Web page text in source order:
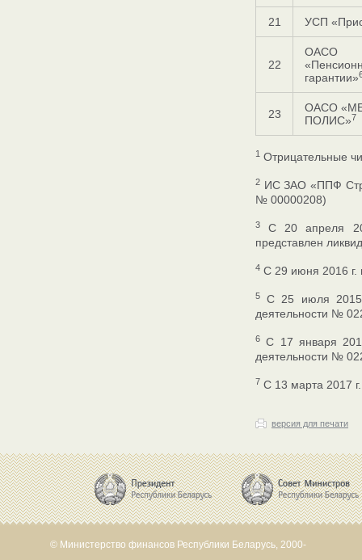
21 УСП
22
ОАСО
гарантии»
23
ОАСО
ПОЛИС»7
1 Отрицательные
2 ИС ЗАО «ППФ
№ 00000208)
3
С 20 апреля
представлен
4 С 29 июня 2016 г.
5
С 25 июля 2015
деятельности №
6 C 17 января
деятельности №
7 С 13 марта 2017
версия для печати
© Министерство финансов Республики Беларусь, 2000-